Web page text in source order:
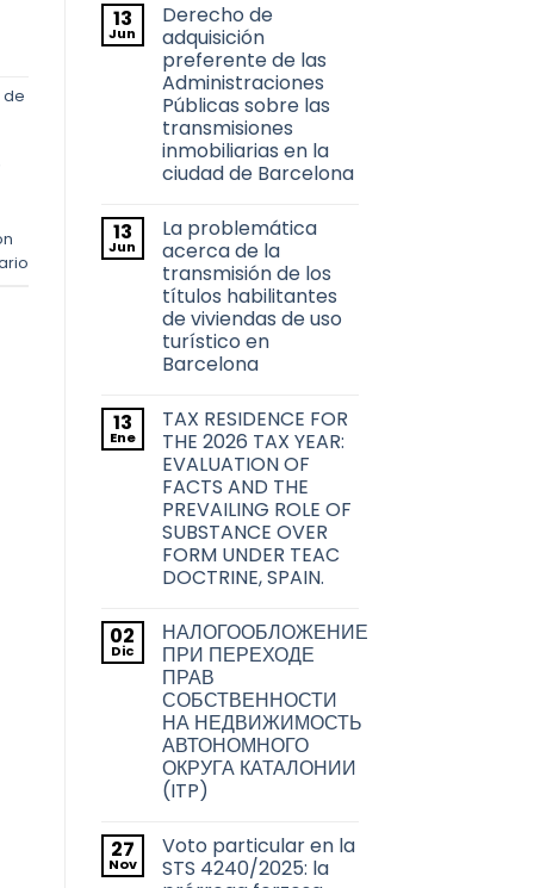
de
13
Jun
Derecho de
adquisición
preferente de las
Administraciones
Públicas sobre las
transmisiones
inmobiliarias en la
ciudad de Barcelona
comentarios
en
Derecho
de
adquisición
preferente
de
las
Administraciones
Públicas
transmisiones
inmobiliarias
en
la
ciudad
de
Barcelona
13
Jun
La problemática
acerca de la
transmisión de los
títulos habilitantes
de viviendas de uso
turístico en
Barcelona
comentarios
en
La
problemática
acerca
de
la
transmisión
de
los
títulos
habilitantes
viviendas
de
uso
turístico
en
Barcelona
13
Ene
TAX RESIDENCE FOR
THE 2026 TAX YEAR:
EVALUATION OF
FACTS AND THE
PREVAILING ROLE OF
SUBSTANCE OVER
FORM UNDER TEAC
DOCTRINE, SPAIN.
comentarios
en
TAX
RESIDENCE
FOR
THE
2026
TAX
YEAR:
EVALUATION
OF
FACTS
PREVAILING
ROLE
OF
02
Dic
НАЛОГООБЛОЖЕНИЕ
ПРИ ПЕРЕХОДЕ
ПРАВ
СОБСТВЕННОСТИ
НА НЕДВИЖИМОСТЬ
АВТОНОМНОГО
ОКРУГА КАТАЛОНИИ
(ITP)
comentarios
en
НАЛОГООБЛОЖЕНИЕ
27
Nov
Voto particular en la
STS 4240/2025: la